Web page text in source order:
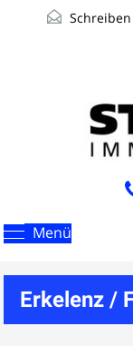
Menü
Erkelenz /